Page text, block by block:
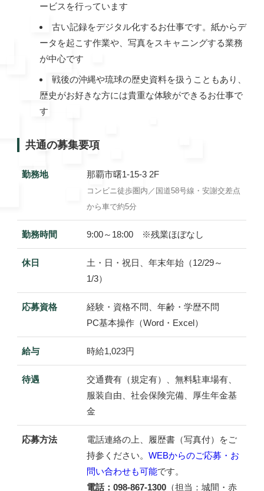
ービスを行っています
古い記録をデジタル化するお仕事です。紙からデ
ータを起こす作業や、写真をスキャニングする業務
が中心です
戦後の沖縄や琉球の歴史資料を扱うこともあり、
歴史がお好きな方には貴重な体験ができるお仕事で
す
共通の募集要項
勤務地 那覇市曙1-15-3 2F
コンビニ徒歩圏内／国道58号線・安謝交差点
から車で約5分
勤務時間 9:00～18:00 ※残業ほぼなし
休日
土・日・祝日、年末年始（12/29～
1/3）
応募資格
経験・資格不問、年齢・学歴不問
PC基本操作（Word・Excel）
給与 時給1,023円
待遇
交通費有（規定有）、無料駐車場有、
服装自由、社会保険完備、厚生年金基
金
応募方法
電話連絡の上、履歴書（写真付）をご
持参ください。WEBからのご応募・お
問い合わせも可能です。
電話：098-867-1300 （担当：城間・赤